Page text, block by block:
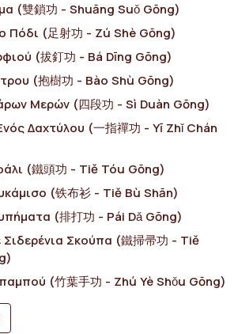
(雙鎖功 - Shuāng Suǒ Gōng)
Πόδι (足射功 - Zú Shè Gōng)
(拔釘功 - Bá Dīng Gōng)
(抱樹功 - Bào Shù Gōng)
Μερών (四段功 - Sì Duàn Gōng)
Δαχτύλου (一指禪功 - Yī Zhǐ Chán
(鐵頭功 - Tiě Tóu Gōng)
(铁布衫 - Tiě Bù Shān)
(排打功 - Pái Dǎ Gōng)
Σκούπα (鐵掃帚功 - Tiě
(竹葉手功 - Zhú Yè Shǒu Gōng)